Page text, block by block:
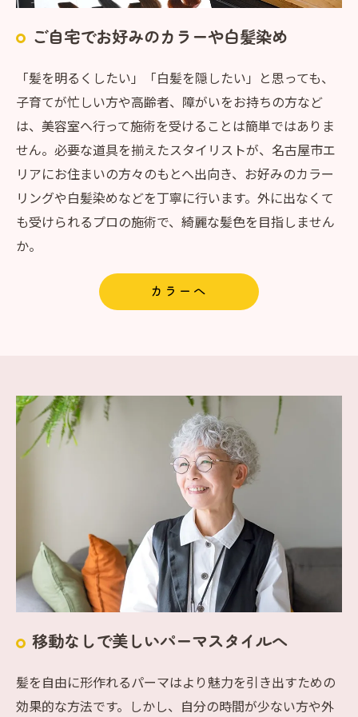
ご自宅でお好みのカラーや白髪染め
「髪を明るくしたい」「白髪を隠したい」と思っても、
子育てが忙しい方や高齢者、障がいをお持ちの方など
は、美容室へ行って施術を受けることは簡単ではありま
せん。必要な道具を揃えたスタイリストが、名古屋市エ
リアにお住まいの方々のもとへ出向き、お好みのカラー
リングや白髪染めなどを丁寧に行います。外に出なくて
も受けられるプロの施術で、綺麗な髪色を目指しません
か。
カラーへ
移動なしで美しいパーマスタイルへ
髪を自由に形作れるパーマはより魅力を引き出すための
効果的な方法です。しかし、自分の時間が少ない方や外